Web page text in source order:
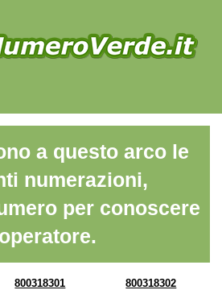
a questo arco le
numerazioni,
per conoscere
800318301 800318302